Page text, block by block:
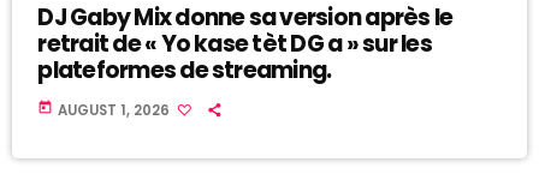
DJ Gaby Mix donne sa version après le
retrait de « Yo kase tèt DG a » sur les
plateformes de streaming.
today AUGUST 1, 2026